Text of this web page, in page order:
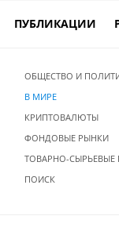
ПУБЛИКАЦИИ
ОБЩЕСТВО И
В МИРЕ
КРИПТОВАЛЮТЫ
ФОНДОВЫЕ РЫНКИ
ТОВАРНО-СЫРЬЕВЫЕ
ПОИСК